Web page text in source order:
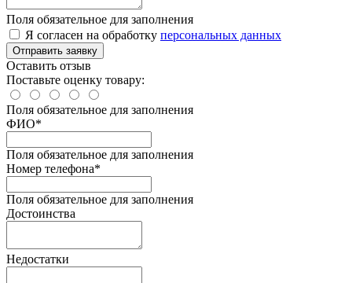
Поля обязательное для заполнения
Я согласен на обработку персональных данных
Отправить заявку
Оставить отзыв
Поставьте оценку товару:
Поля обязательное для заполнения
ФИО*
Поля обязательное для заполнения
Номер телефона*
Поля обязательное для заполнения
Достоинства
Недостатки